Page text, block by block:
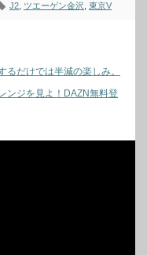
J2 ツエーゲン金沢 東京V
だけでは半減の楽しみ。
ンジを見よ！DAZN無料登